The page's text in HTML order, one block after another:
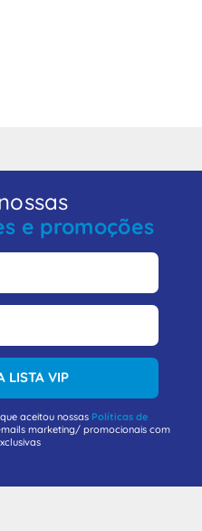
e promoções
LISTA VIP
aceitou nossas Políticas de
marketing/ promocionais com